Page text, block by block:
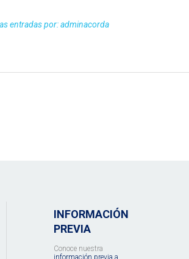
entradas por:adminacorda
INFORMACIÓN
PREVIA
Conoce nuestra
información previa a